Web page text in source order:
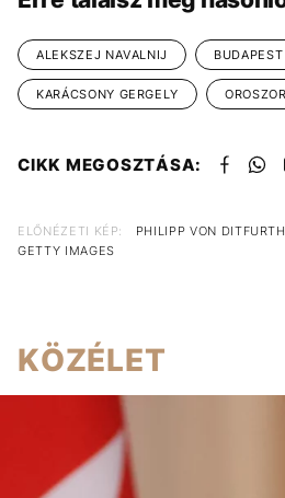
ALEKSZEJ NAVALNIJ BUDAPEST
KARÁCSONY GERGELY
CIKK MEGOSZTÁSA:
ELŐNÉZETI KÉP:
PHILIPP VON
GETTY IMAGES
KÖZÉLET